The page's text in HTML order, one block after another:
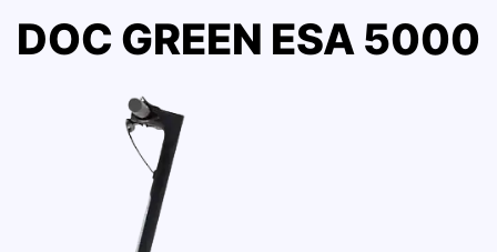
DOC GREEN ESA 5000